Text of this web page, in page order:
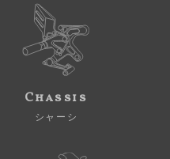
Chassis
シャーシ